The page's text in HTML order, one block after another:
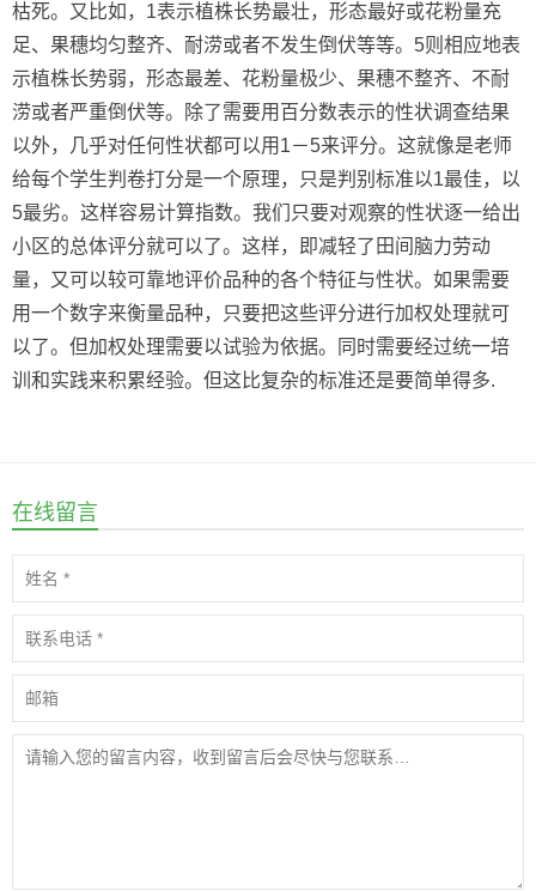
枯死。又比如，1表示植株长势最壮，形态最好或花粉量充
足、果穗均匀整齐、耐涝或者不发生倒伏等等。5则相应地表
示植株长势弱，形态最差、花粉量极少、果穗不整齐、不耐
涝或者严重倒伏等。除了需要用百分数表示的性状调查结果
以外，几乎对任何性状都可以用1－5来评分。这就像是老师
给每个学生判卷打分是一个原理，只是判别标准以1最佳，以
5最劣。这样容易计算指数。我们只要对观察的性状逐一给出
小区的总体评分就可以了。这样，即减轻了田间脑力劳动
量，又可以较可靠地评价品种的各个特征与性状。如果需要
用一个数字来衡量品种，只要把这些评分进行加权处理就可
以了。但加权处理需要以试验为依据。同时需要经过统一培
训和实践来积累经验。但这比复杂的标准还是要简单得多.
在线留言